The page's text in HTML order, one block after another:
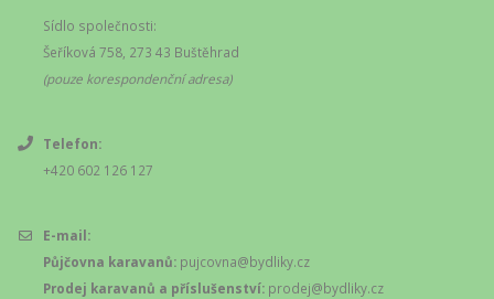
Sídlo společnosti:
Šeříková 758, 273 43 Buštěhrad
(pouze korespondenční adresa)
Telefon:
+420 602 126 127
E-mail:
Půjčovna karavanů: pujcovna@bydliky.cz
Prodej karavanů a příslušenství: prodej@bydliky.cz